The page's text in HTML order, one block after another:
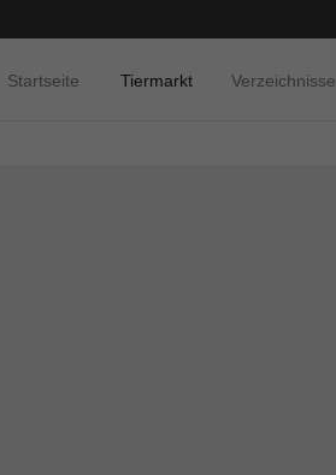
Startseite Tiermarkt Verzeichnisse